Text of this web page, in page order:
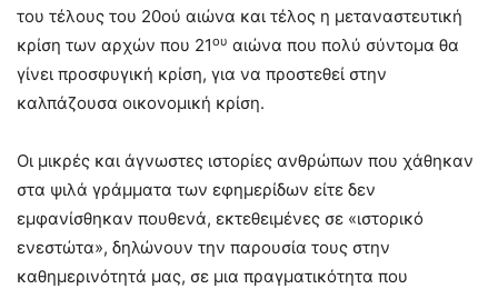
του τέλους του 20ού αιώνα και τέλος η μεταναστευτική
κρίση των αρχών που 21ου αιώνα που πολύ σύντομα θα
γίνει προσφυγική κρίση, για να προστεθεί στην
καλπάζουσα οικονομική κρίση.
Οι μικρές και άγνωστες ιστορίες ανθρώπων που χάθηκαν
στα ψιλά γράμματα των εφημερίδων είτε δεν
εμφανίσθηκαν πουθενά, εκτεθειμένες σε «ιστορικό
ενεστώτα», δηλώνουν την παρουσία τους στην
καθημερινότητά μας, σε μια πραγματικότητα που